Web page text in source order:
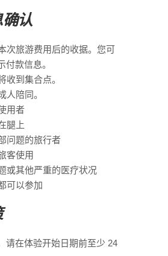
认
次旅游费用后的收据。您可
付款信息。
收到集合点。
人陪同。
用者
腿上
问题的旅行者
客使用
或其他严重的医疗状况
可以参加
请在体验开始日期前至少 24